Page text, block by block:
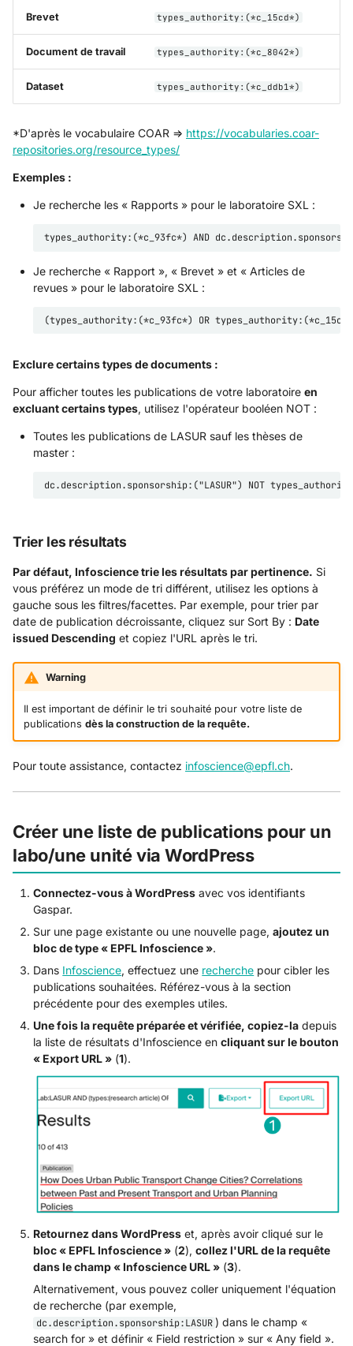
Brevet types_authority:(*c_15cd*)
Document de travail types_authority:(*c_8042*)
Dataset types_authority:(*c_ddb1*)
*D'après le vocabulaire COAR => https://vocabularies.coar-
repositories.org/resource_types/
Exemples :
Je recherche les « Rapports » pour le laboratoire SXL :
Je recherche « Rapport », « Brevet » et « Articles de
revues » pour le laboratoire SXL :
Exclure certains types de documents :
Pour afficher toutes les publications de votre laboratoire en
excluant certains types, utilisez l'opérateur booléen NOT :
Toutes les publications de LASUR sauf les thèses de
master :
Trier les résultats
Par défaut, Infoscience trie les résultats par pertinence. Si
vous préférez un mode de tri différent, utilisez les options à
gauche sous les filtres/facettes. Par exemple, pour trier par
date de publication décroissante, cliquez sur Sort By : Date
issued Descending et copiez l'URL après le tri.
Warning
Il est important de définir le tri souhaité pour votre liste de
publications dès la construction de la requête.
Pour toute assistance, contactez infoscience@epfl.ch.
Créer une liste de publications pour un
labo/une unité via WordPress
Connectez-vous à WordPress avec vos identifiants
Gaspar.
Sur une page existante ou une nouvelle page,ajoutez un
bloc de type « EPFL Infoscience ».
Dans Infoscience, effectuez une recherche pour cibler les
publications souhaitées. Référez-vous à la section
précédente pour des exemples utiles.
Une fois la requête préparée et vérifiée, copiez-la depuis
la liste de résultats d'Infoscience encliquant sur le bouton
« Export URL » (1).
Retournez dans WordPress et, après avoir cliqué sur le
bloc « EPFL Infoscience » (2),collez l'URL de la requête
dans le champ « Infoscience URL » (3).
Alternativement, vous pouvez coller uniquement l'équation
de recherche (par exemple,
dc.description.sponsorship:LASUR ) dans le champ «
search for » et définir « Field restriction » sur « Any field ».